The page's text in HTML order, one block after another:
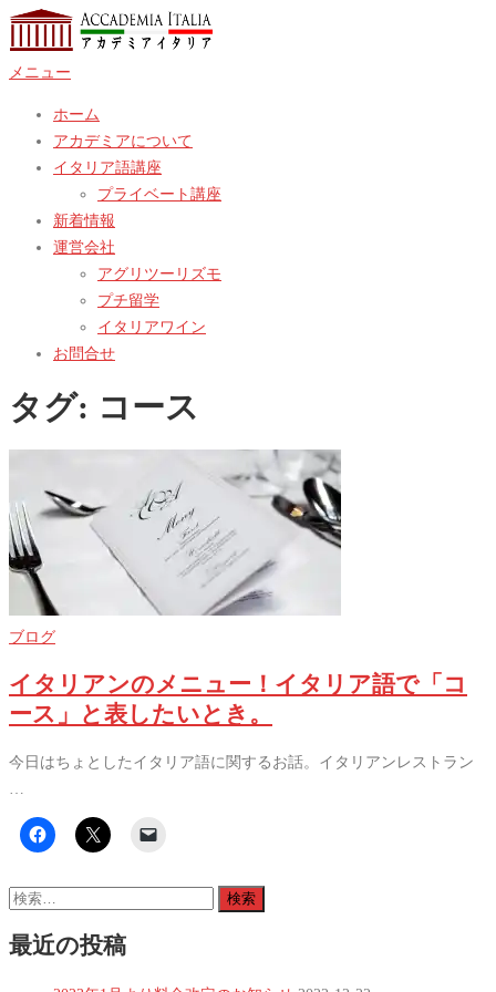
コ
ン
テメニュー
ホーム
アカデミアについて
イタリア語講座
プライベート講座
新着情報
運営会社
アグリツーリズモ
プチ留学
イタリアワイン
お問合せ
タグ: コース
ブログ
イタリアンのメニュー！イタリア語で「コ
ース」と表したいとき。
今日はちょとしたイタリア語に関するお話。イタリアンレストラン
検
最近の投稿